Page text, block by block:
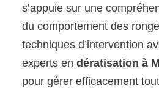
s’appuie sur une
du comportement des
techniques d’intervention
experts endératisation à
pour gérer efficacement